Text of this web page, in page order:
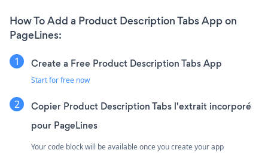
How To Add a Product Description Tabs App on
PageLines:
Create a Free Product Description Tabs App
Start for free now
Copier Product Description Tabs l'extrait incorporé
pour PageLines
Your code block will be available once you create your app